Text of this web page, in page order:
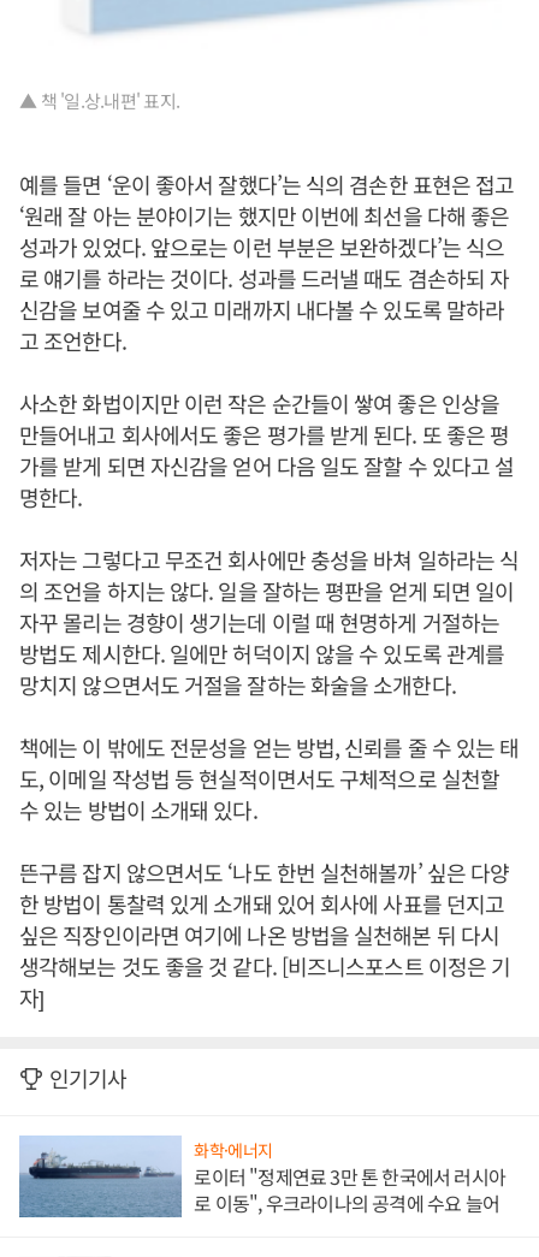
▲ 책 '일.상.내편' 표지.
예를 들면 ‘운이 좋아서 잘했다’는 식의 겸손한 표현은 접고
‘원래 잘 아는 분야이기는 했지만 이번에 최선을 다해 좋은
성과가 있었다. 앞으로는 이런 부분은 보완하겠다’는 식으
로 얘기를 하라는 것이다. 성과를 드러낼 때도 겸손하되 자
신감을 보여줄 수 있고 미래까지 내다볼 수 있도록 말하라
고 조언한다.
사소한 화법이지만 이런 작은 순간들이 쌓여 좋은 인상을
만들어내고 회사에서도 좋은 평가를 받게 된다. 또 좋은 평
가를 받게 되면 자신감을 얻어 다음 일도 잘할 수 있다고 설
명한다.
저자는 그렇다고 무조건 회사에만 충성을 바쳐 일하라는 식
의 조언을 하지는 않다. 일을 잘하는 평판을 얻게 되면 일이
자꾸 몰리는 경향이 생기는데 이럴 때 현명하게 거절하는
방법도 제시한다. 일에만 허덕이지 않을 수 있도록 관계를
망치지 않으면서도 거절을 잘하는 화술을 소개한다.
책에는 이 밖에도 전문성을 얻는 방법, 신뢰를 줄 수 있는 태
도, 이메일 작성법 등 현실적이면서도 구체적으로 실천할
수 있는 방법이 소개돼 있다.
뜬구름 잡지 않으면서도 ‘나도 한번 실천해볼까’ 싶은 다양
한 방법이 통찰력 있게 소개돼 있어 회사에 사표를 던지고
싶은 직장인이라면 여기에 나온 방법을 실천해본 뒤 다시
생각해보는 것도 좋을 것 같다. [비즈니스포스트 이정은 기
자]
인기기사
화학·에너지
로이터 "정제연료 3만 톤 한국에서 러시아
로 이동", 우크라이나의 공격에 수요 늘어